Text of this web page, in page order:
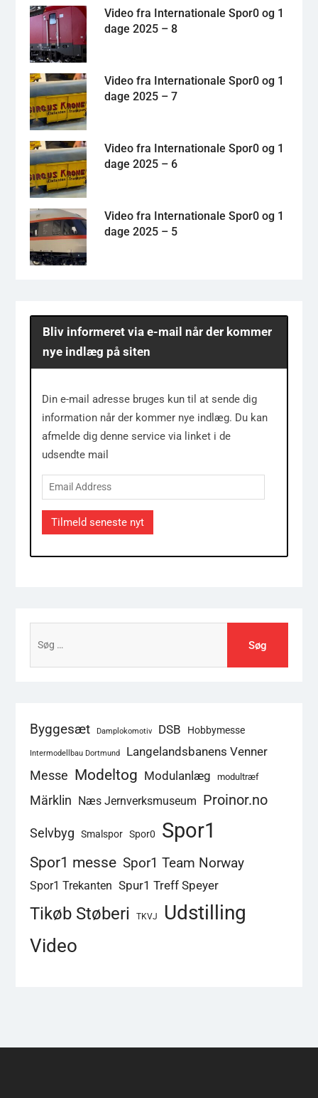
Video fra Internationale Spor0 og 1
dage 2025 – 8
Video fra Internationale Spor0 og 1
dage 2025 – 7
Video fra Internationale Spor0 og 1
dage 2025 – 6
Video fra Internationale Spor0 og 1
dage 2025 – 5
Bliv informeret via e-mail når der kommer
nye indlæg på siten
Din e-mail adresse bruges kun til at sende dig
information når der kommer nye indlæg. Du kan
afmelde dig denne service via linket i de
udsendte mail
Email
Address
Tilmeld seneste nyt
efter:
Byggesæt Damplokomotiv DSB Hobbymesse
Intermodellbau Dortmund
Langelandsbanens Venner
Messe Modeltog Modulanlæg modultræf
Märklin Næs Jernverksmuseum Proinor.no
Selvbyg Smalspor Spor0 Spor1
Spor1 messe Spor1 Team Norway
Spor1 Trekanten Spur1 Treff Speyer
Tikøb Støberi TKVJ Udstilling
Video